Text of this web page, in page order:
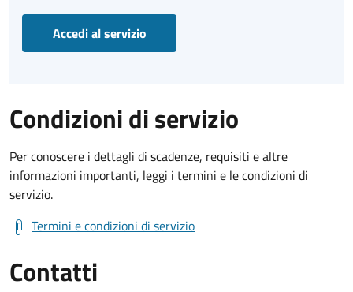
Accedi al servizio
Condizioni di servizio
Per conoscere i dettagli di scadenze, requisiti e altre
informazioni importanti, leggi i termini e le condizioni di
servizio.
Termini e condizioni di servizio
Contatti